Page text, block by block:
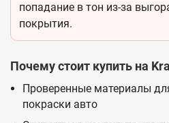
попадание в тон из-за
покрытия.
Почему стоит купить на
Проверенные материалы
покраски авто